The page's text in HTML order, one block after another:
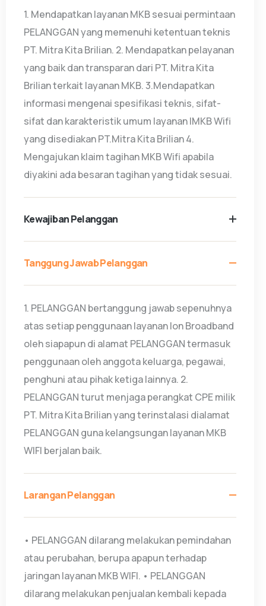
1. Mendapatkan layanan MKB sesuai permintaan
PELANGGAN yang memenuhi ketentuan teknis
PT. Mitra Kita Brilian. 2. Mendapatkan pelayanan
yang baik dan transparan dari PT. Mitra Kita
Brilian terkait layanan MKB. 3.Mendapatkan
informasi mengenai spesifikasi teknis, sifat-
sifat dan karakteristik umum layanan IMKB Wifi
yang disediakan PT.Mitra Kita Brilian 4.
Mengajukan klaim tagihan MKB Wifi apabila
diyakini ada besaran tagihan yang tidak sesuai.
Kewajiban Pelanggan
Tanggung Jawab Pelanggan
1. PELANGGAN bertanggung jawab sepenuhnya
atas setiap penggunaan layanan Ion Broadband
oleh siapapun di alamat PELANGGAN termasuk
penggunaan oleh anggota keluarga, pegawai,
penghuni atau pihak ketiga lainnya. 2.
PELANGGAN turut menjaga perangkat CPE milik
PT. Mitra Kita Brilian yang terinstalasi dialamat
PELANGGAN guna kelangsungan layanan MKB
WIFI berjalan baik.
Larangan Pelanggan
• PELANGGAN dilarang melakukan pemindahan
atau perubahan, berupa apapun terhadap
jaringan layanan MKB WIFI. • PELANGGAN
dilarang melakukan penjualan kembali kepada